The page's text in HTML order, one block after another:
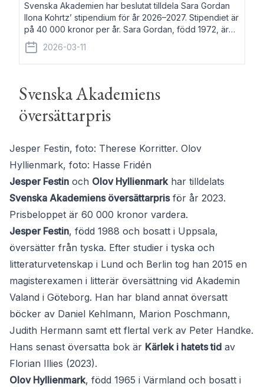
Svenska Akademien har beslutat tilldela Sara Gordan
Ilona Kohrtz’ stipendium för år 2026–2027. Stipendiet är
på 40 000 kronor per år. Sara Gordan, född 1972, är
författare och översättare. Hon debuterade 2006 med
det prosalyriska verket En
2026-03-11
Svenska Akademiens
översättarpris
Jesper Festin, foto: Therese Korritter. Olov
Hyllienmark, foto: Hasse Fridén
Jesper Festin och Olov Hyllienmarkhar tilldelats
Svenska Akademiens översättarprisför år 2023.
Prisbeloppet är 60 000 kronor vardera.
Jesper Festin, född 1988 och bosatt i Uppsala,
översätter från tyska. Efter studier i tyska och
litteraturvetenskap i Lund och Berlin tog han 2015 en
magisterexamen i litterär översättning vid Akademin
Valand i Göteborg. Han har bland annat översatt
böcker av Daniel Kehlmann, Marion Poschmann,
Judith Hermann samt ett flertal verk av Peter Handke.
Hans senast översatta bok är Kärlek i hatets tid av
Florian Illies (2023).
Olov Hyllienmark, född 1965 i Värmland och bosatt i